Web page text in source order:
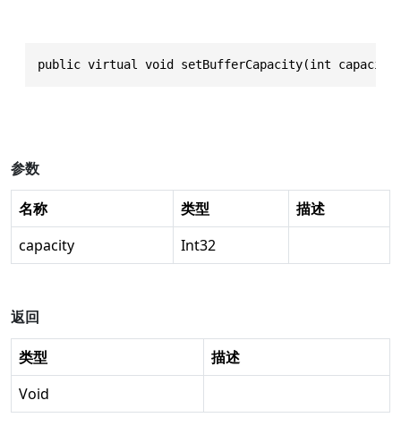
public virtual void setBufferCapacity(int
参数
名称 类型
描述
capacity
Int32
返回
类型
描述
Void